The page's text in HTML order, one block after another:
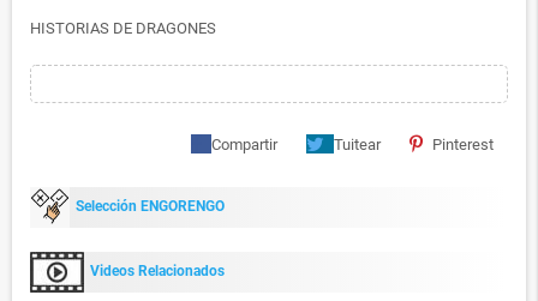
HISTORIAS DE DRAGONES
Compartir Tuitear Pinterest
Selección ENGORENGO
Videos Relacionados